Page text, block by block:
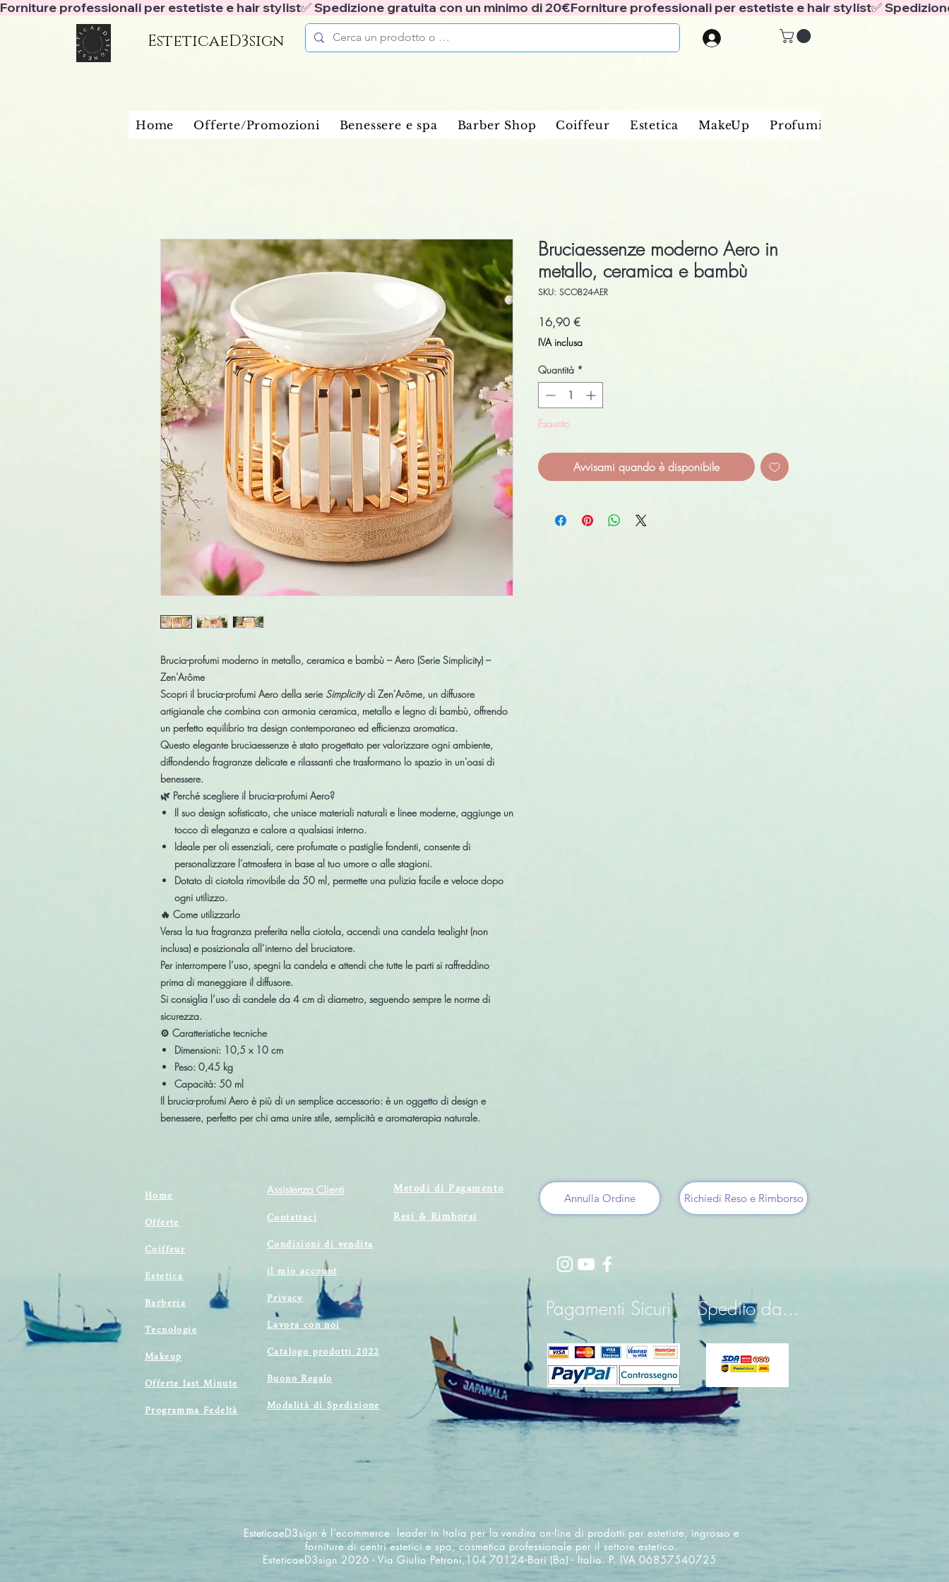
Forniture professionali per estetiste e hair stylist✅ Spedizione gratuita con un minimo di 20€
EsteticaeD3sign
Home Offerte/Promozioni Benessere e spa Barber Shop Coiffeur Estetica MakeUp Profumi
Brucia-profumi moderno in metallo, ceramica e bambù – Aero (Serie Simplicity) –
Zen'Arôme
Scopri il brucia-profumi Aero della serie Simplicitydi Zen'Arôme, un diffusore
artigianale che combina con armonia ceramica, metallo e legno di bambù, offrendo
un perfetto equilibrio tra design contemporaneo ed efficienza aromatica.
Questo elegante bruciaessenze è stato progettato per valorizzare ogni ambiente,
diffondendo fragranze delicate e rilassanti che trasformano lo spazio in un’oasi di
benessere.
🌿 Perché scegliere il brucia-profumi Aero?
Il suo design sofisticato, che unisce materiali naturali e linee moderne, aggiunge un
tocco di eleganza e calorea qualsiasi interno.
Ideale peroli essenziali, cere profumate o pastiglie fondenti, consente di
personalizzare l’atmosfera in base al tuo umore o alle stagioni.
Dotato di ciotola rimovibile da 50 ml, permette una pulizia facile e veloce dopo
ogni utilizzo.
🔥 Come utilizzarlo
Versa la tua fragranza preferita nella ciotola, accendi una candela tealight(non
inclusa) e posizionala all’interno del bruciatore.
Per interrompere l’uso, spegni la candela e attendi che tutte le parti si raffreddino
prima di maneggiare il diffusore.
Si consiglia l’uso di candele da 4 cm di diametro, seguendo sempre le norme di
sicurezza.
⚙️ Caratteristiche tecniche
Dimensioni: 10,5 x 10 cm
Peso: 0,45 kg
Capacità: 50 ml
Il brucia-profumi Aero è più di un semplice accessorio: è un oggetto di design e
benessere, perfetto per chi ama unire stile, semplicità e aromaterapia naturale.
Bruciaessenze moderno Aero in
metallo, ceramica e bambù
SKU: SCOB24-AER
16,90 €Prezzo
IVA inclusa
Quantità *
Esaurito
Avvisami quando è disponibile
Home
Offerte
Coiffeur
Estetica
Barberia
Tecnologie
Makeup
Offerte last Minute
Programma Fedeltà
Assistenza Clienti
Contattaci
Condizioni di vendita
il mio account
Privacy
Lavora con noi
Catalogo prodotti 2022
Buono Regalo
Modalità di Spedizione
Metodi di Pagamento
Resi & Rimborsi
Annulla Ordine Richiedi Reso e Rimborso
Pagamenti Sicuri Spedito da...
EsteticaeD3sign è l'ecommerce leader in Italia per la vendita on-line di prodotti per estetiste, ingrosso e
forniture di centri estetici e spa, cosmetica professionale per il settore estetico.
EsteticaeD3sign 2026 - Via Giulio Petroni,104 70124-Bari (Ba) - Italia. P. IVA 06857540725